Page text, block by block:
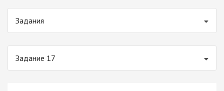
Задания
Задание 17